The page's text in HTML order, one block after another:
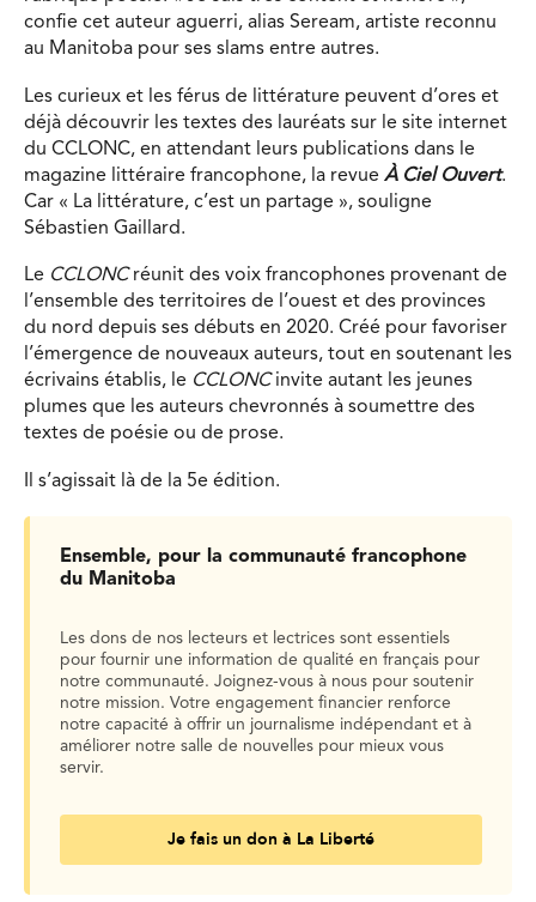
confie cet auteur aguerri, alias Seream, artiste reconnu
au Manitoba pour ses slams entre autres.
Les curieux et les férus de littérature peuvent d’ores et
déjà découvrir les textes des lauréats sur le site internet
du CCLONC, en attendant leurs publications dans le
magazine littéraire francophone, la revue À Ciel Ouvert.
Car « La littérature, c’est un partage », souligne
Sébastien Gaillard.
Le CCLONCréunit des voix francophones provenant de
l’ensemble des territoires de l’ouest et des provinces
du nord depuis ses débuts en 2020. Créé pour favoriser
l’émergence de nouveaux auteurs, tout en soutenant les
écrivains établis, le CCLONCinvite autant les jeunes
plumes que les auteurs chevronnés à soumettre des
textes de poésie ou de prose.
Il s’agissait là de la 5e édition.
Ensemble, pour la communauté francophone
du Manitoba
Les dons de nos lecteurs et lectrices sont essentiels
pour fournir une information de qualité en français pour
notre communauté. Joignez-vous à nous pour soutenir
notre mission. Votre engagement financier renforce
notre capacité à offrir un journalisme indépendant et à
améliorer notre salle de nouvelles pour mieux vous
servir.
Je fais un don à La Liberté